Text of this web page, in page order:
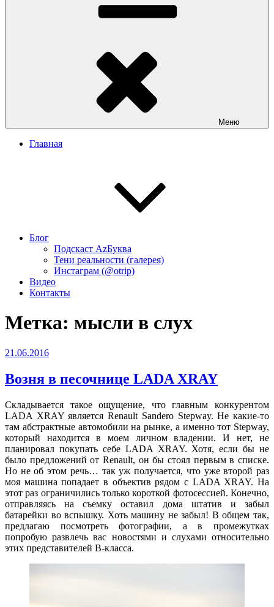
Меню
Главная
Блог
Подскаст АzБуква
Тени реальности (галерея)
Инстаграм (@otrip)
Видео
Контакты
Метка: мысли в слух
Опубликовано
21.06.2016
Возня в песочнице LADA XRAY
Складывается такое ощущение, что главным конкурентом
LADA XRAY является Renault Sandero Stepway. Не какие-то
там абстрактные автомобили на рынке, а именно тот Stepway,
который находится в моем личном владении. И нет, не
планировал покупать себе LADA XRAY. Хотя, если бы не
было предложений от Renault, он бы стоял первым в списке.
Но не об этом речь… так уж получается, что уже второй раз
моя машина попадает в объектив рядом с LADA XRAY. На
этот раз ограничились только короткой фотосессией. Конечно,
отправляясь на съемку оставил дома штатив и забыл
батарейки во вспышку. Хоть машину не забыл! В общем так,
предлагаю посмотреть фотографии, а в промежутках
попробую развлечь вас новостями и слухами относительно
этих представителей B-класса.